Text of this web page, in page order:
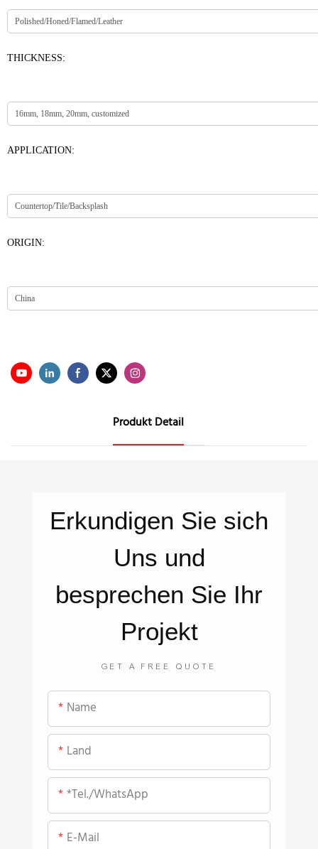
THICKNESS:
APPLICATION:
ORIGIN:
Produkt Detail
Erkundigen Sie sich
Uns und
besprechen Sie Ihr
Projekt
GET A FREE QUOTE
Name
Land
*Tel./WhatsApp
E-Mail